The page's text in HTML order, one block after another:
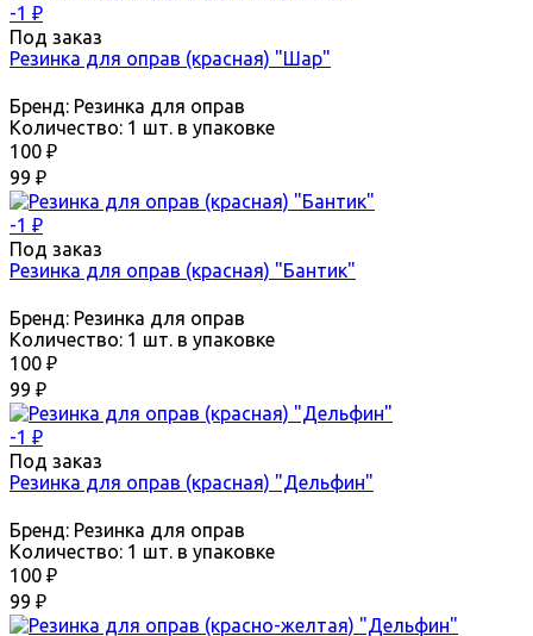
-1 ₽
Под заказ
Резинка для оправ (красная) "Шар"
Бренд: Резинка для оправ
Количество: 1 шт. в упаковке
100 ₽
99 ₽
-1 ₽
Под заказ
Резинка для оправ (красная) "Бантик"
Бренд: Резинка для оправ
Количество: 1 шт. в упаковке
100 ₽
99 ₽
-1 ₽
Под заказ
Резинка для оправ (красная) "Дельфин"
Бренд: Резинка для оправ
Количество: 1 шт. в упаковке
100 ₽
99 ₽